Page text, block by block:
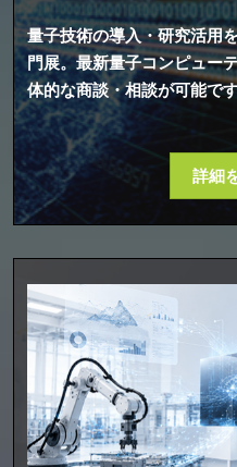
量子技術の導入・研究活用
門展。最新量子コンピュー
体的な商談・相談が可能で
詳細